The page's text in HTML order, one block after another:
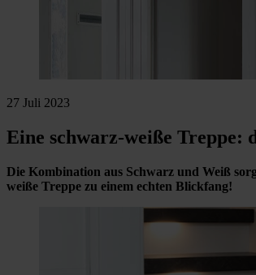
27 Juli 2023
Eine schwarz-weiße Treppe:
Die Kombination aus Schwarz und Weiß
weiße Treppe zu einem echten Blickfang!